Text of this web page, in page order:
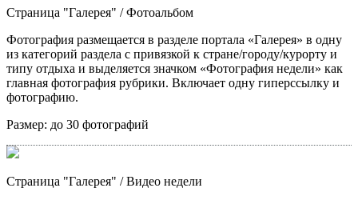
Страница "Галерея" / Фотоальбом
Фотография размещается в разделе портала «Галерея» в одну
из категорий раздела с привязкой к стране/городу/курорту и
типу отдыха и выделяется значком «Фотография недели» как
главная фотография рубрики. Включает одну гиперссылку и
фотографию.
Размер: до 30 фотографий
Страница "Галерея" / Видео недели